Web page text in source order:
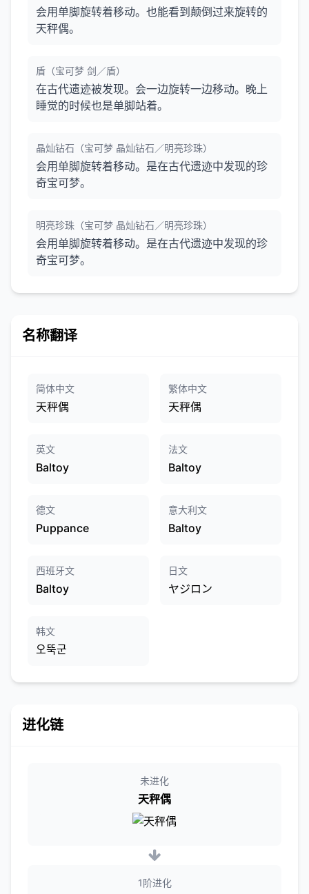
会用单脚旋转着移动。也能看到颠倒过来旋转的
天秤偶。
盾（宝可梦 剑／盾）
在古代遗迹被发现。会一边旋转一边移动。晚上
睡觉的时候也是单脚站着。
晶灿钻石（宝可梦 晶灿钻石／明亮珍珠）
会用单脚旋转着移动。是在古代遗迹中发现的珍
奇宝可梦。
明亮珍珠（宝可梦 晶灿钻石／明亮珍珠）
会用单脚旋转着移动。是在古代遗迹中发现的珍
奇宝可梦。
名称翻译
简体中文
天秤偶
繁体中文
天秤偶
英文
Baltoy
法文
Baltoy
德文
Puppance
意大利文
Baltoy
西班牙文
Baltoy
日文
ヤジロン
韩文
오뚝군
进化链
未进化
天秤偶
1阶进化